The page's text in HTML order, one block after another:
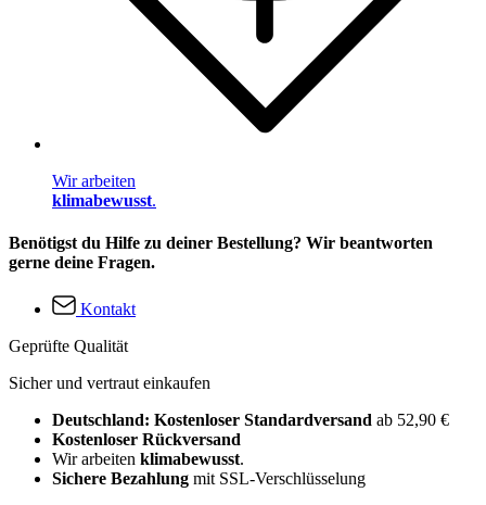
Wir arbeiten
klimabewusst.
Benötigst du Hilfe zu deiner Bestellung? Wir beantworten
gerne deine Fragen.
Kontakt
Geprüfte Qualität
Sicher und vertraut einkaufen
Deutschland: Kostenloser Standardversand ab 52,90 €
Kostenloser Rückversand
Wir arbeiten klimabewusst.
Sichere Bezahlung mit SSL-Verschlüsselung